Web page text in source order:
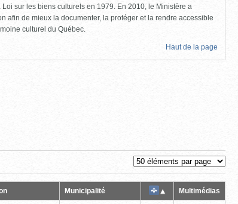
sur les biens culturels en 1979. En 2010, le Ministère a
afin de mieux la documenter, la protéger et la rendre accessible
culturel du Québec.
Haut de la page
Municipalité Multimédias